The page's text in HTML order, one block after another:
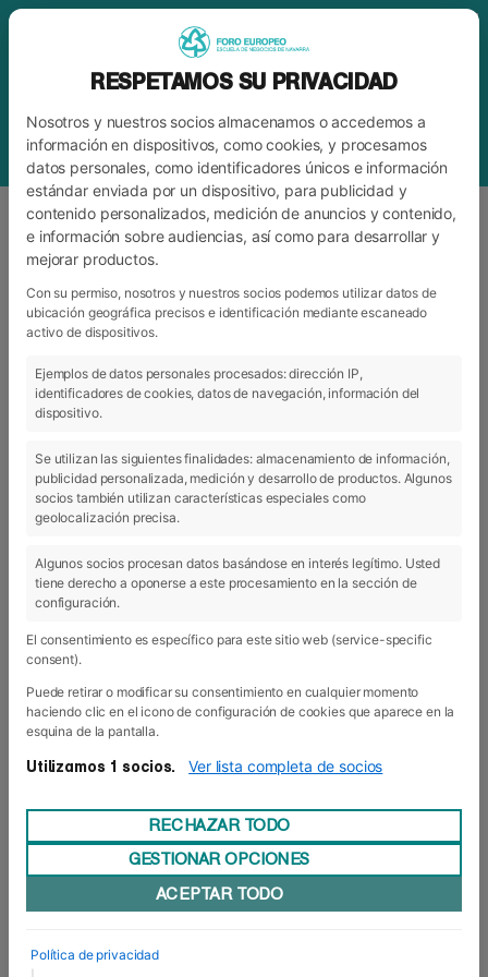
BLOGFORO
ARCHIVO CATEGORÍAS
Herzlich willkommen! De
Karlsruhe a Pamplona
Un grupo de estudiantes procedentes de la
visita es fruto de la colaboración que desde 1996 mantienen
RESPETAMOS SU PRIVACIDAD
Nosotros y nuestros socios almacenamos o accedemos a
información en dispositivos, como cookies, y procesamos
datos personales, como identificadores únicos e información
estándar enviada por un dispositivo, para publicidad y
contenido personalizados, medición de anuncios y contenido,
e información sobre audiencias, así como para desarrollar y
mejorar productos.
Con su permiso, nosotros y nuestros socios podemos utilizar datos de
ubicación geográfica precisos e identificación mediante escaneado
activo de dispositivos.
Ejemplos de datos personales procesados: dirección IP,
identificadores de cookies, datos de navegación, información del
dispositivo.
Se utilizan las siguientes finalidades: almacenamiento de información,
publicidad personalizada, medición y desarrollo de productos. Algunos
socios también utilizan características especiales como
geolocalización precisa.
Algunos socios procesan datos basándose en interés legítimo. Usted
tiene derecho a oponerse a este procesamiento en la sección de
configuración.
El consentimiento es específico para este sitio web (service-specific
consent).
Puede retirar o modificar su consentimiento en cualquier momento
haciendo clic en el icono de configuración de cookies que aparece en la
esquina de la pantalla.
Utilizamos 1 socios. Ver lista completa de socios
RECHAZAR TODO
GESTIONAR OPCIONES
ACEPTAR TODO
Política de privacidad